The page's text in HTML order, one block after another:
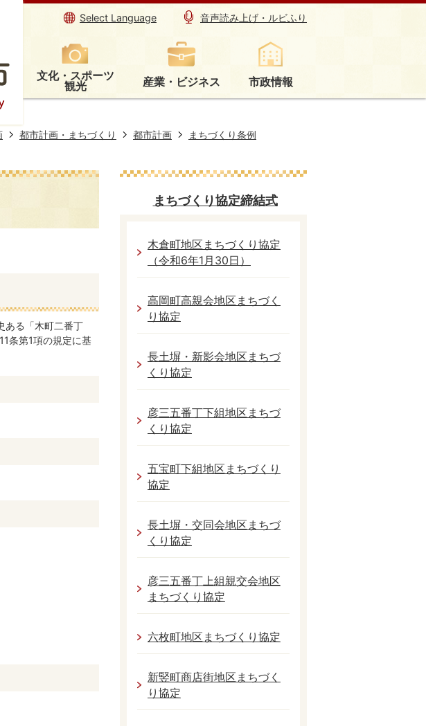
Select Language 音声読み上げ・ルビふり
文化・スポーツ
観光 産業・ビジネス 市政情報
都市計画・まちづくり 都市計画
まちづくり条例
ある「木町二番丁
条第1項の規定に基
まちづくり協定締結式
木倉町地区まちづくり協定
（令和6年1月30日）
高岡町高親会地区まちづく
り協定
長土塀・新影会地区まちづ
くり協定
彦三五番丁下組地区まちづ
くり協定
五宝町下組地区まちづくり
協定
長土塀・交同会地区まちづ
くり協定
彦三五番丁上組親交会地区
まちづくり協定
六枚町地区まちづくり協定
新竪町商店街地区まちづく
り協定